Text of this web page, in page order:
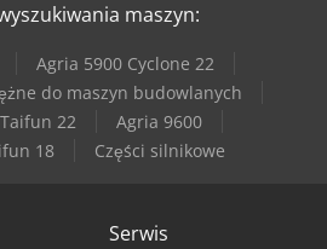
maszyn:
Agria 5900 Cyclone 22
do maszyn budowlanych
22
Agria 9600
18
Części silnikowe
Serwis